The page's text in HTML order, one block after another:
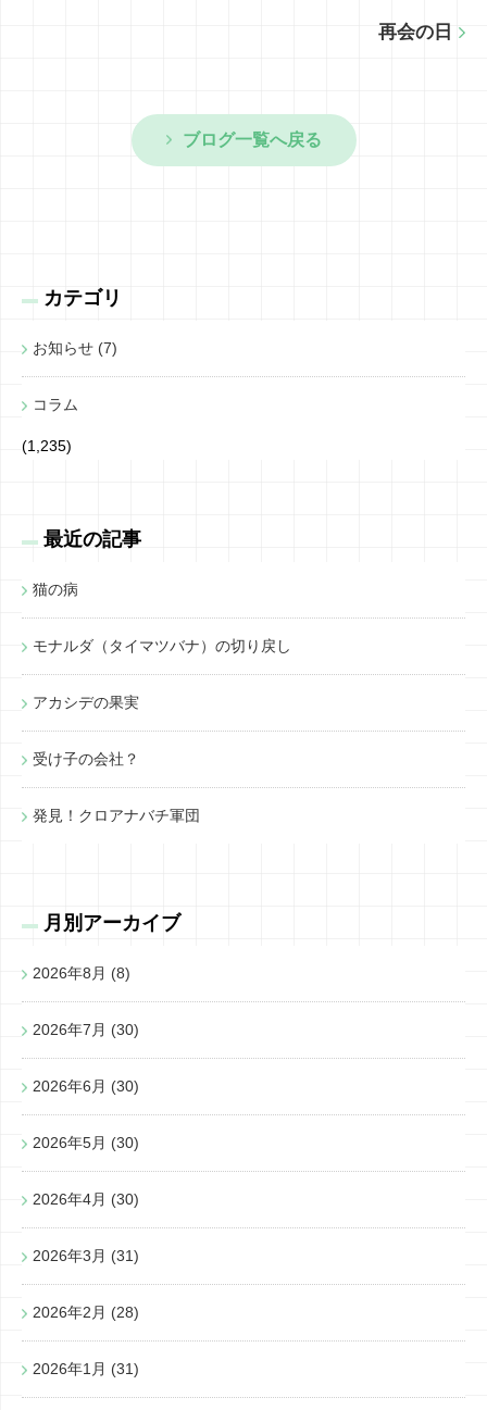
再会の日
ブログ一覧へ戻る
カテゴリ
お知らせ (7)
コラム
(1,235)
最近の記事
猫の病
モナルダ（タイマツバナ）の切り戻し
アカシデの果実
受け子の会社？
発見！クロアナバチ軍団
月別アーカイブ
2026年8月 (8)
2026年7月 (30)
2026年6月 (30)
2026年5月 (30)
2026年4月 (30)
2026年3月 (31)
2026年2月 (28)
2026年1月 (31)